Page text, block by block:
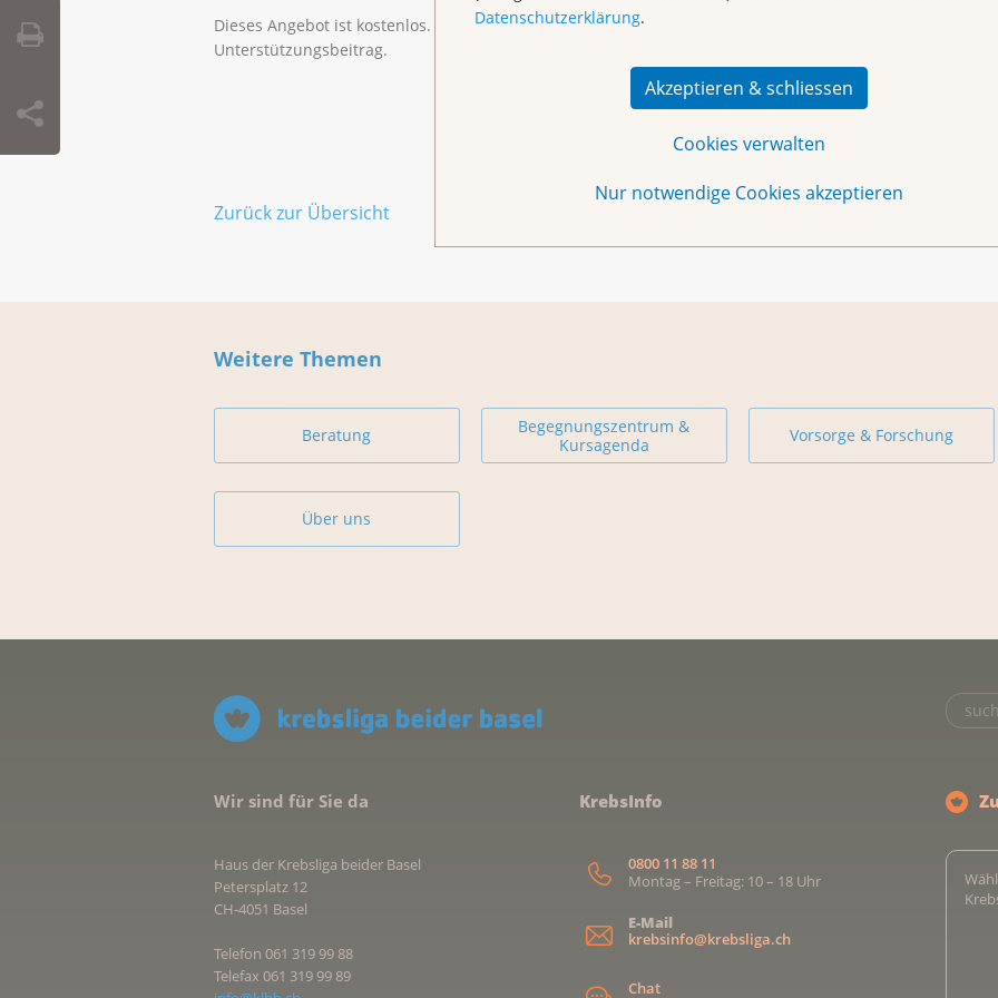
Datenschutzerklärung.
Akzeptieren & schliessen
Cookies verwalten
Nur notwendige Cookies akzeptieren
Dieses Angebot ist kostenlos. Spenden sind herzlich willkommen. Wir freuen uns über jeden
Unterstützungsbeitrag.
Zurück zur Übersicht
Weitere Themen
Beratung
Begegnungszentrum &
Kursagenda
Vorsorge & Forschung
Über uns
Wir sind für Sie da
Haus der Krebsliga beider Basel
Petersplatz 12
CH-4051 Basel
Telefon 061 319 99 88
Telefax 061 319 99 89
KrebsInfo
0800 11 88 11
Montag – Freitag: 10 – 18 Uhr
E-Mail
krebsinfo@krebsliga.ch
Chat